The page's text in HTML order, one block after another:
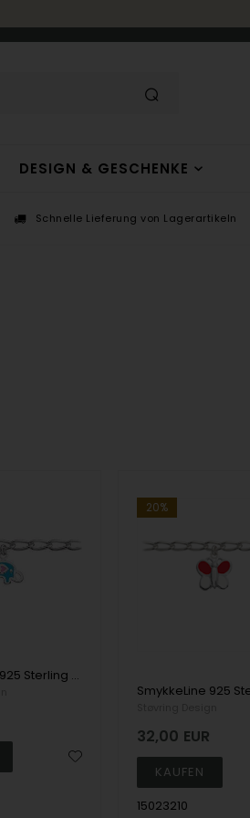
DESIGN & GESCHENKE
Schnelle Lieferung von Lagerartikeln
SmykkeLine 925 Sterling Silber Armband, blauer Elefant mit glänzender Oberfläche, Modell 15023616
20%
32,00 EUR
15023210